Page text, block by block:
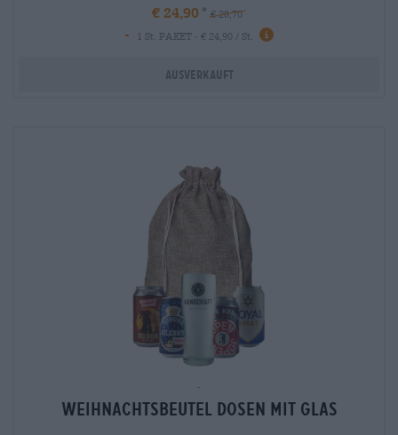
€ 24,90 € 28,70
- 1 St. PAKET - € 24,90 / St. info
Ausverkauft
-
Weihnachtsbeutel Dosen mit Glas